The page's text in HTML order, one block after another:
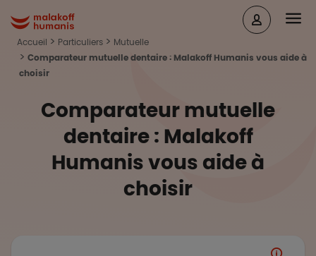
Malakoff Humanis Accueil
Accueil Particuliers
Mutuelle
Comparateur mutuelle dentaire : Malakoff Humanis vous aide à
choisir
Comparateur mutuelle
dentaire : Malakoff
Humanis vous aide à
choisir